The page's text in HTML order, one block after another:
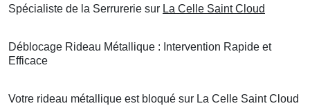
Spécialiste de la Serrurerie sur La Celle Saint Cloud
Déblocage Rideau Métallique : Intervention Rapide et
Efficace
Votre rideau métallique est bloqué sur La Celle Saint Cloud